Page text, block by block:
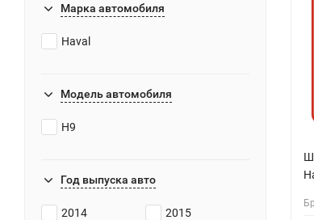
Марка автомобиля
Haval
Модель автомобиля
H9
Год выпуска авто
2014 2015